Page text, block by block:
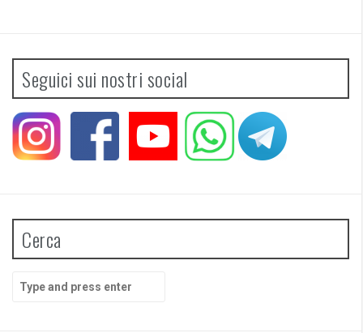
Seguici sui nostri social
Cerca
for: